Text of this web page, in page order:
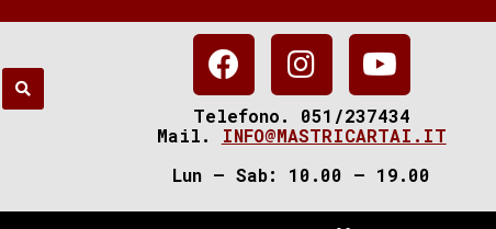
Telefono. 051/237434
Mail.
INFO@MASTRICARTAI.IT
Lun – Sab: 10.00 – 19.00